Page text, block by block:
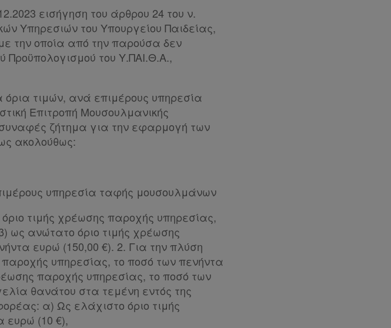
εισήγηση του άρθρου 24 του ν.
Υπηρεσιών του Υπουργείου Παιδείας,
την οποία από την παρούσα δεν
Προϋπολογισμού του Υ.ΠΑΙ.Θ.Α.,
τιμών, ανά επιμέρους υπηρεσία
Επιτροπή Μουσουλμανικής
ζήτημα για την εφαρμογή των
ακολούθως:
υπηρεσία ταφής μουσουλμάνων
τιμής χρέωσης παροχής υπηρεσίας,
ως ανώτατο όριο τιμής χρέωσης
ευρώ (150,00 €). 2. Για την πλύση
υπηρεσίας, το ποσό των πενήντα
παροχής υπηρεσίας, το ποσό των
θανάτου στα τεμένη εντός της
α) Ως ελάχιστο όριο τιμής
ευρώ (10 €),